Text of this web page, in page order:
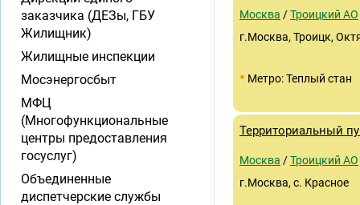
Москва /Троицкий АО
г.Москва, Троицк,
• Метро: Теплый стан
Территориальный
Москва /Троицкий АО
г.Москва, с. Красное
заказчика (ДЕЗы, ГБУ
Жилищник)
Жилищные инспекции
Мосэнергосбыт
МФЦ
(Многофункциональные
центры предоставления
госуслуг)
Объединенные
диспетчерские службы